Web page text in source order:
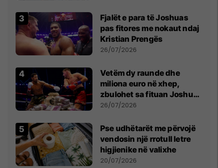
Fjalët e para të Joshuas
pas fitores me nokaut ndaj
Kristian Prengës
26/07/2026
Vetëm dy raunde dhe
miliona euro në xhep,
zbulohet sa fituan Joshua
e Prenga
26/07/2026
Pse udhëtarët me përvojë
vendosin një rrotull letre
higjienike në valixhe
20/07/2026